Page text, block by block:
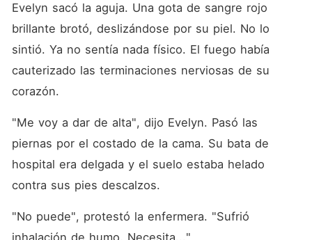
Evelyn sacó la aguja. Una gota de sangre rojo
brillante brotó, deslizándose por su piel. No lo
sintió. Ya no sentía nada físico. El fuego había
cauterizado las terminaciones nerviosas de su
corazón.
"Me voy a dar de alta", dijo Evelyn. Pasó las
piernas por el costado de la cama. Su bata de
hospital era delgada y el suelo estaba helado
contra sus pies descalzos.
"No puede", protestó la enfermera. "Sufrió
inhalación de humo. Necesita..."